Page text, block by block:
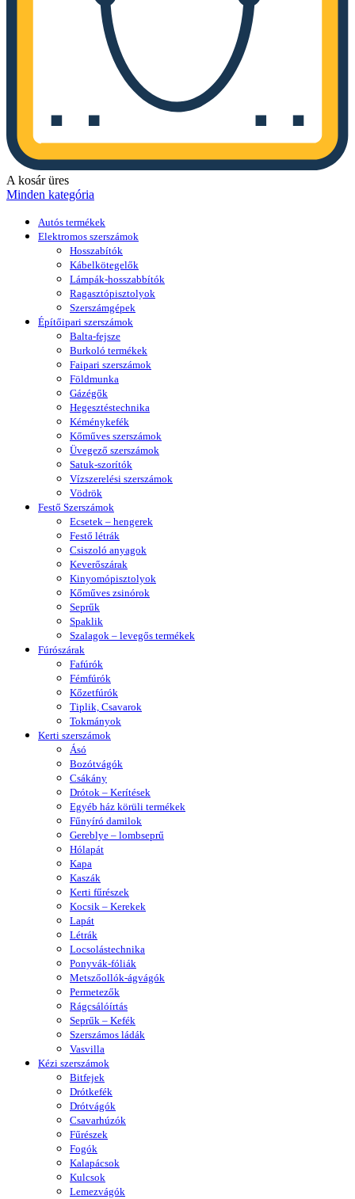
A kosár üres
Minden kategória
Autós termékek
Elektromos szerszámok
Hosszabítók
Kábelkötegelők
Lámpák-hosszabbítók
Ragasztópisztolyok
Szerszámgépek
Építőipari szerszámok
Balta-fejsze
Burkoló termékek
Faipari szerszámok
Földmunka
Gázégők
Hegesztéstechnika
Kéménykefék
Kőműves szerszámok
Üvegező szerszámok
Satuk-szorítók
Vízszerelési szerszámok
Vödrök
Festő Szerszámok
Ecsetek – hengerek
Festő létrák
Csiszoló anyagok
Keverőszárak
Kinyomópisztolyok
Kőműves zsinórok
Seprűk
Spaklik
Szalagok – levegős termékek
Fúrószárak
Fafúrók
Fémfúrók
Kőzetfúrók
Tiplik, Csavarok
Tokmányok
Kerti szerszámok
Ásó
Bozótvágók
Csákány
Drótok – Kerítések
Egyéb ház körüli termékek
Fűnyíró damilok
Gereblye – lombseprű
Hólapát
Kapa
Kaszák
Kerti fűrészek
Kocsik – Kerekek
Lapát
Létrák
Locsolástechnika
Ponyvák-fóliák
Metszőollók-ágvágók
Permetezők
Rágcsálóírtás
Seprűk – Kefék
Szerszámos ládák
Vasvilla
Kézi szerszámok
Bitfejek
Drótkefék
Drótvágók
Csavarhúzók
Fűrészek
Fogók
Kalapácsok
Kulcsok
Lemezvágók